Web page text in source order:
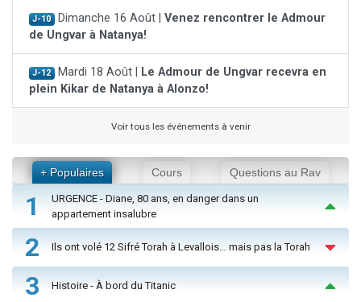
J-10 Dimanche 16 Août | Venez rencontrer le Admour
de Ungvar à Natanya!
J-12 Mardi 18 Août |
Le Admour de Ungvar recevra en
plein Kikar de Natanya à Alonzo!
Voir tous les événements à venir
+ Populaires Cours Questions au Rav
1
URGENCE - Diane, 80 ans, en danger dans un
appartement insalubre
2 Ils ont volé 12 Sifré Torah à Levallois… mais pas la Torah
3 Histoire - À bord du Titanic